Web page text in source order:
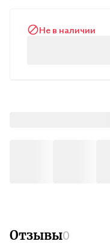
всех, ктоНе в наличии
Отзывы0